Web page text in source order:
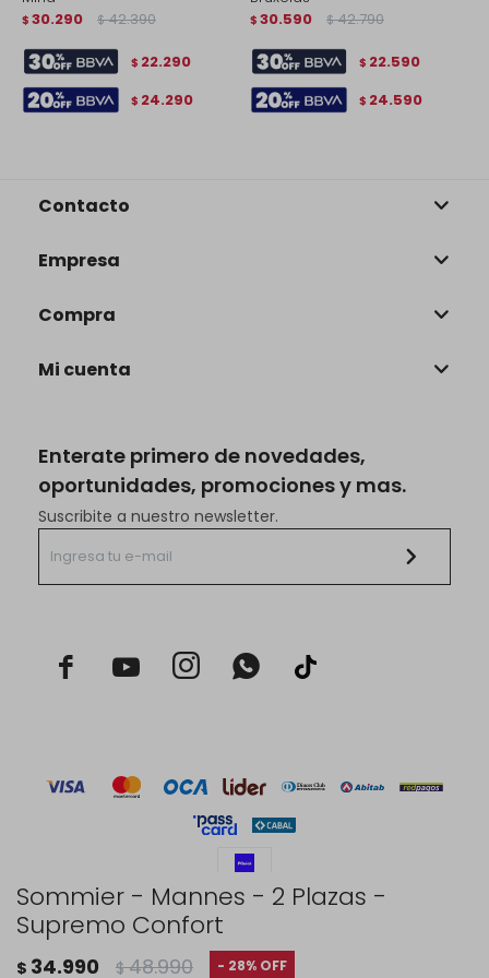
Sommier - Mannes - 2 Plazas -
Supremo Confort
$ 34.990 $ 48.990 28
$ 30.290 $ 42.390
$ 22.290
$ 24.290
$ 30.590 $ 42.790
$ 22.590
$ 24.590
Enterate primero de novedades,
oportunidades, promociones y mas.
Suscribite a nuestro newsletter.
  
Contacto
Empresa
Compra
Mi cuenta
© Copyright 2026 / Rustico Hogar